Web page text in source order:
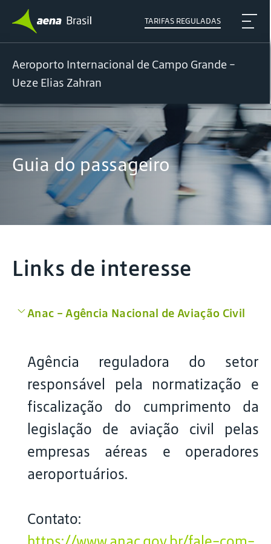
TARIFAS REGULADAS
Aeroporto Internacional de Campo Grande -
Ueze Elias Zahran
Guia do passageiro
Links de interesse
Anac – Agência Nacional de Aviação Civil
Agência reguladora do setor
responsável pela normatização e
fiscalização do cumprimento da
legislação de aviação civil pelas
empresas aéreas e operadores
aeroportuários.
Contato: